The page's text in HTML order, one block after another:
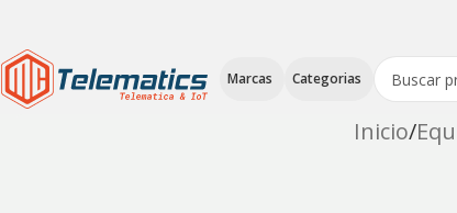
Marcas Categorias
Inicio